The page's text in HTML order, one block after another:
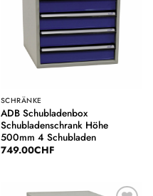
SCHRÄNKE
ADB Schubladenbox
Schubladenschrank Höhe
500mm 4 Schubladen
749.00CHF